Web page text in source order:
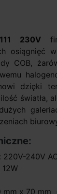
230V
osiągnięć
COB,
dzięki
światła,
220V-240V
mm x 70